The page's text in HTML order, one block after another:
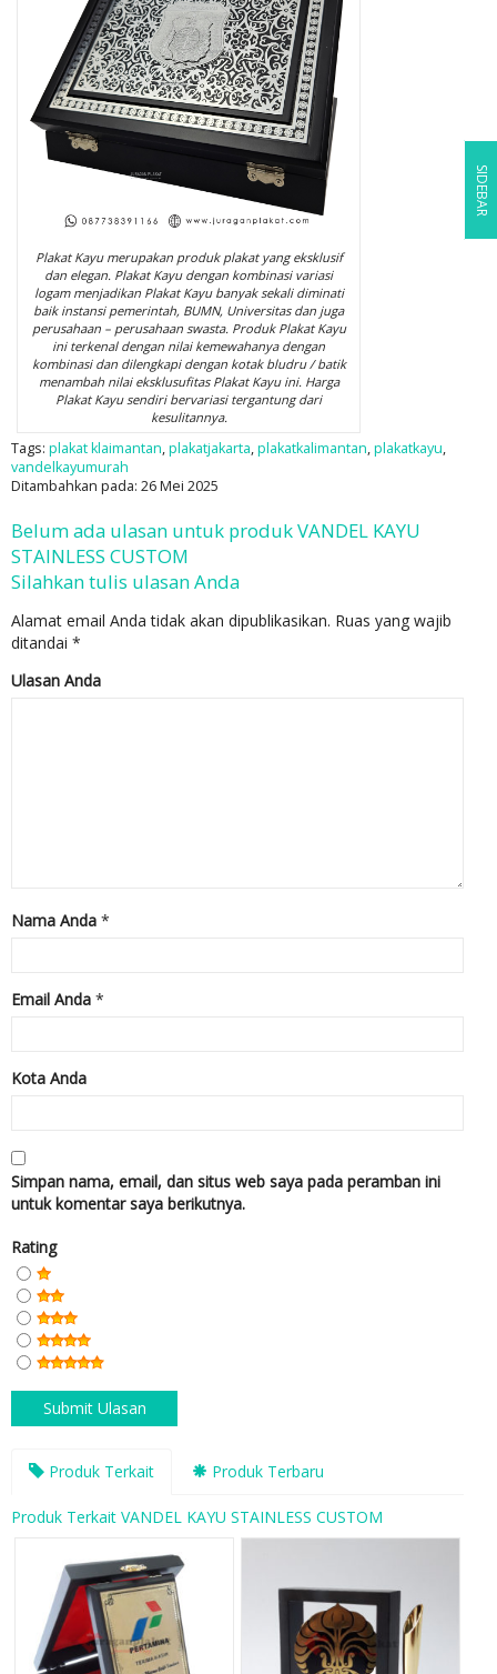
Plakat Kayu merupakan produk plakat yang eksklusif
dan elegan. Plakat Kayu dengan kombinasi variasi
logam menjadikan Plakat Kayu banyak sekali diminati
baik instansi pemerintah, BUMN, Universitas dan juga
perusahaan – perusahaan swasta. Produk Plakat Kayu
ini terkenal dengan nilai kemewahanya dengan
kombinasi dan dilengkapi dengan kotak bludru / batik
menambah nilai eksklusufitas Plakat Kayu ini. Harga
Plakat Kayu sendiri bervariasi tergantung dari
kesulitannya.
Tags: plakat klaimantan,plakatjakarta,plakatkalimantan,plakatkayu,
vandelkayumurah
Ditambahkan pada: 26 Mei 2025
Belum ada ulasan untuk produk VANDEL KAYU
STAINLESS CUSTOM
Silahkan tulis ulasan Anda
Alamat email Anda tidak akan dipublikasikan. Ruas yang wajib
ditandai *
Ulasan Anda
Nama Anda *
Email Anda *
Kota Anda
Simpan nama, email, dan situs web saya pada peramban ini
untuk komentar saya berikutnya.
Rating
Produk Terkait Produk Terbaru
Produk Terkait VANDEL KAYU STAINLESS CUSTOM
SIDEBAR